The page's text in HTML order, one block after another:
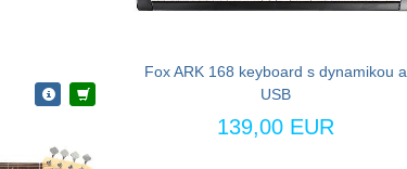
Fox ARK 168 keyboard s dynamikou a
USB
139,00 EUR